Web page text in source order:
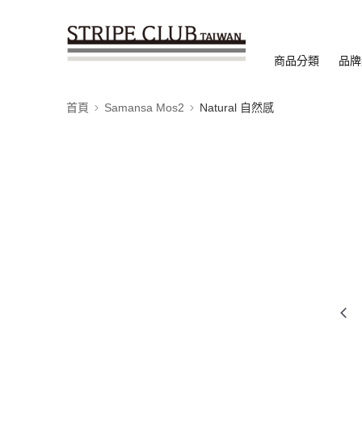
商品分類 品
首頁 Samansa Mos2 Natural 自然感